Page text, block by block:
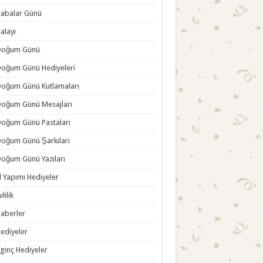
Günü
Günü
Günü Hediyeleri
Günü Kutlamaları
Günü Mesajları
Günü Pastaları
Günü Şarkıları
Günü Yazıları
Yapımı Hediyeler
Hediyeler